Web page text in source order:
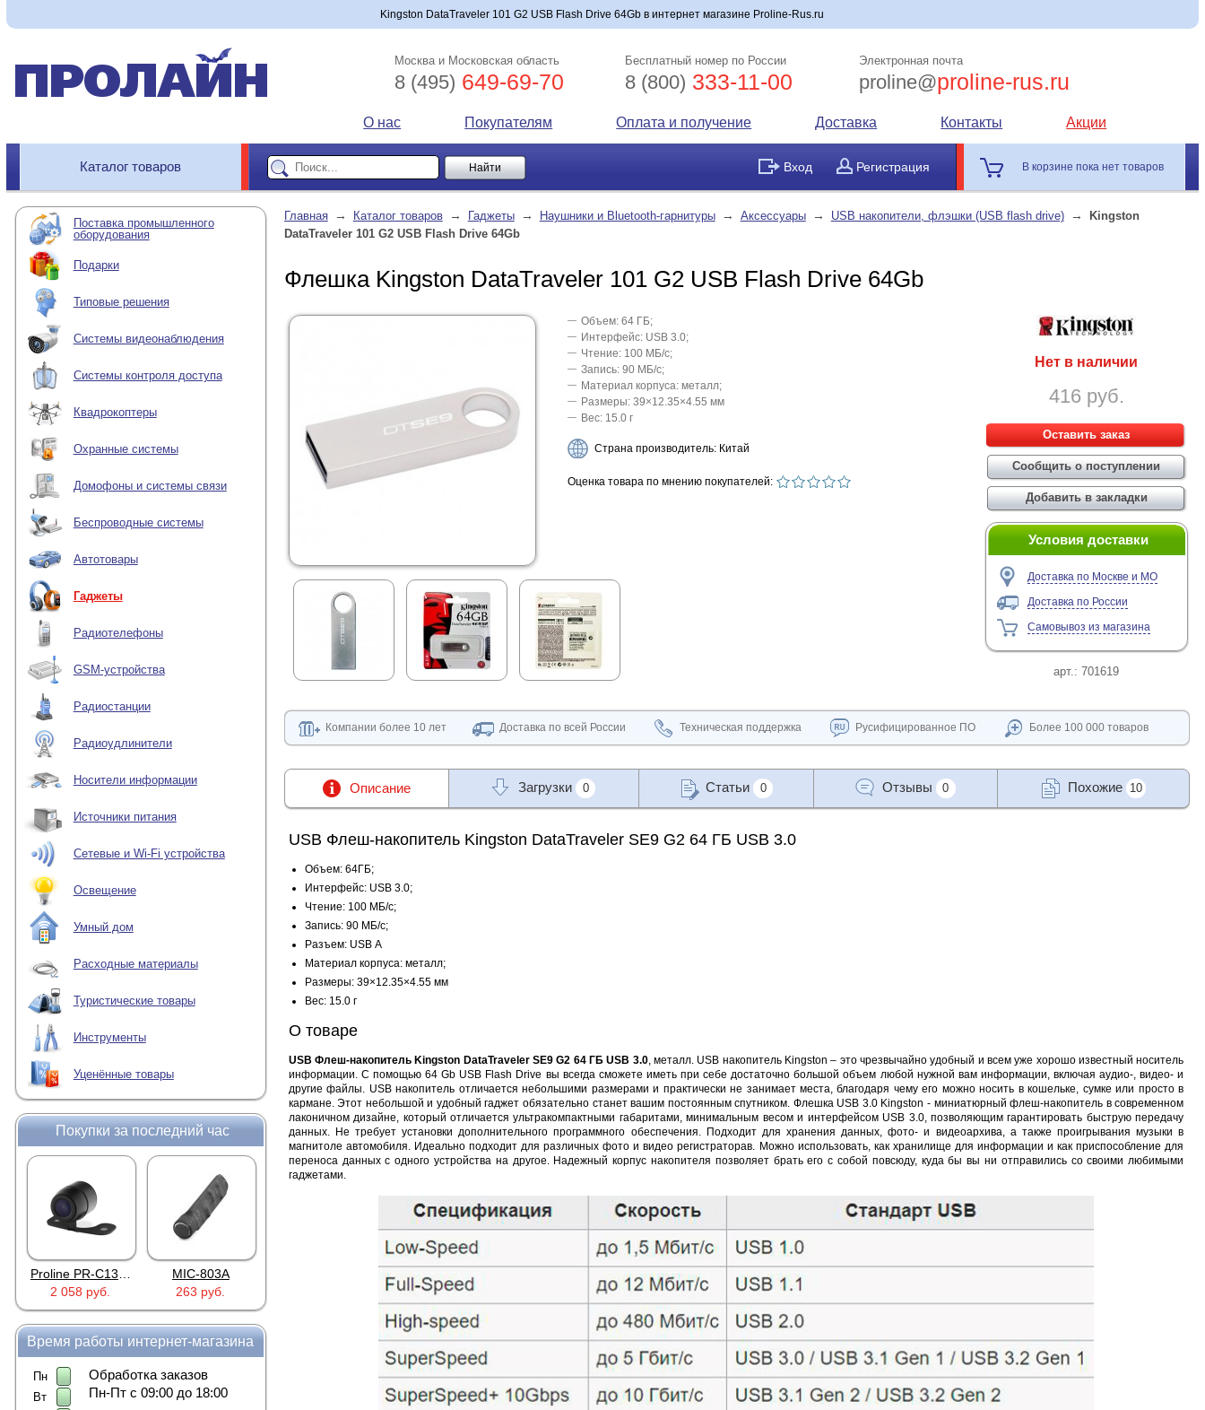
Kingston DataTraveler 101 G2 USB Flash Drive 64Gb в интернет магазине Proline-Rus.ru
Москва и Московская область
8 (495) 649-69-70
Бесплатный номер по России
8 (800) 333-11-00
Электронная почта
proline@proline-rus.ru
О нас Покупателям Оплата и получение Доставка Контакты Акции
Каталог товаров Вход Регистрация В корзине пока нет товаров
Поставка промышленного
оборудования
Подарки
Типовые решения
Системы видеонаблюдения
Системы контроля доступа
Квадрокоптеры
Охранные системы
Домофоны и системы связи
Беспроводные системы
Автотовары
Гаджеты
Радиотелефоны
GSM-устройства
Радиостанции
Радиоудлинители
Носители информации
Источники питания
Сетевые и Wi-Fi устройства
Освещение
Умный дом
Расходные материалы
Туристические товары
Инструменты
Уценённые товары
Покупки за последний час
2 058 руб.
MIC-803A
263 руб.
386 руб.
206 руб.
Proline HA-CB01
4 452 руб.
Время работы интернет-магазина
Пн
Вт
Обработка заказов
Пн-Пт с 09:00 до 18:00
Главная → Каталог товаров → Гаджеты → Наушники и Bluetooth-гарнитуры → Аксессуары → USB накопители, флэшки (USB flash drive) →
Kingston
DataTraveler 101 G2 USB Flash Drive 64Gb
Флешка Kingston DataTraveler 101 G2 USB Flash Drive 64Gb
Объем: 64 ГБ;
Интерфейс: USB 3.0;
Чтение: 100 МБ/с;
Запись: 90 МБ/с;
Материал корпуса: металл;
Размеры: 39×12.35×4.55 мм
Вес: 15.0 г
Страна производитель: Китай
Оценка товара по мнению покупателей:
Нет в наличии
416 руб.
Условия доставки
Доставка по Москве и МО
Доставка по России
Самовывоз из магазина
арт.:701619
Компании более 10 лет Доставка по всей России Техническая поддержка Русифицированное ПО Более 100 000 товаров
Описание Загрузки 0 Статьи 0 Отзывы 0 Похожие 10
USB Флеш-накопитель Kingston DataTraveler SE9 G2 64 ГБ USB 3.0
Объем: 64ГБ;
Интерфейс: USB 3.0;
Чтение: 100 МБ/с;
Запись: 90 МБ/с;
Разъем: USB А
Материал корпуса: металл;
Размеры: 39×12.35×4.55 мм
Вес: 15.0 г
О товаре
USB Флеш-накопитель Kingston DataTraveler SE9 G2 64 ГБ USB 3.0, металл. USB накопитель Kingston – это чрезвычайно удобный и всем уже хорошо известный носитель
информации. С помощью 64 Gb USB Flash Drive вы всегда сможете иметь при себе достаточно большой объем любой нужной вам информации, включая аудио-, видео- и
другие файлы. USB накопитель отличается небольшими размерами и практически не занимает места, благодаря чему его можно носить в кошельке, сумке или просто в
кармане. Этот небольшой и удобный гаджет обязательно станет вашим постоянным спутником. Флешка USB 3.0 Kingston - миниатюрный флеш-накопитель в современном
лаконичном дизайне, который отличается ультракомпактными габаритами, минимальным весом и интерфейсом USB 3.0, позволяющим гарантировать быструю передачу
данных. Нe тpeбуeт уcтaнoвки дополнительногo программного обеспечения. Подходит для хранения данных, фото- и видеоархива, а также проигрывания музыки в
магнитоле автомобиля. Идеально подходит для различных фото и видео регистраторав. Можно использовать, как хранилище для информации и как приспособление для
переноса данных с одного устройства на другое. Надежный корпус накопителя позволяет брать его с собой повсюду, куда бы вы ни отправились со своими любимыми
гаджетами.